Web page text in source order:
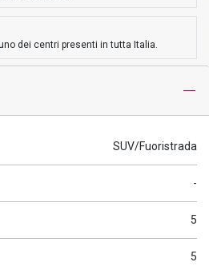
dei centri presenti in tutta Italia.
SUV/Fuoristrada
-
5
5